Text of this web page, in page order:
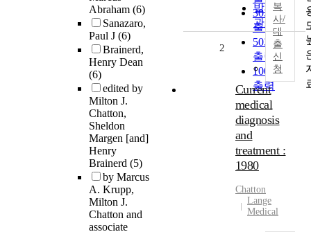
Abraham (6)
Sanazaro,
Paul J (6)
Brainerd,
Henry Dean
(6)
edited by
Milton J.
Chatton,
Sheldon
Margen [and]
Henry
Brainerd (5)
by Marcus
A. Krupp,
Milton J.
Chatton and
associate
발행기
관순
30개씩
출력
50개씩
출력
100개씩
출력
복
사/
대
출
신
청
2
Current
medical
diagnosis
and
treatment :
1980
Chatton
Lange
Medical